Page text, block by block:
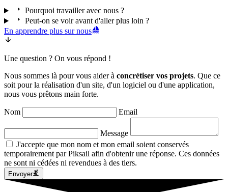
Pourquoi travailler avec nous ?
Peut-on se voir avant d'aller plus loin ?
En apprendre plus sur nous
Une question ? On vous répond !
Nous sommes là pour vous aider à concrétiser vos projets. Que ce
soit pour la réalisation d'un site, d'un logiciel ou d'une application,
nous vous prêtons main forte.
Nom Email
Message
J'accepte que mon nom et mon email soient conservés
temporairement par Piksail afin d'obtenir une réponse. Ces données
ne sont ni cédées ni revendues à des tiers.
Envoyer